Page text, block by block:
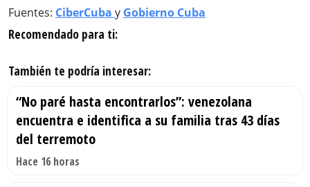
Fuentes: CiberCuba y Gobierno Cuba
Recomendado para ti:
También te podría interesar:
“No paré hasta encontrarlos”: venezolana
encuentra e identifica a su familia tras 43 días
del terremoto
Hace 16 horas